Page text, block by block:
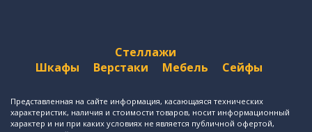
Стеллажи
Шкафы
Верстаки Мебель Сейфы
Представленная на сайте информация, касающаяся технических
характеристик, наличия и стоимости товаров, носит информационный
характер и ни при каких условиях не является публичной офертой,